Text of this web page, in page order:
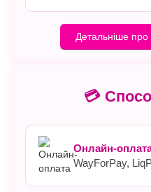
Детальніше про
💳
Онлайн-
WayForPay,